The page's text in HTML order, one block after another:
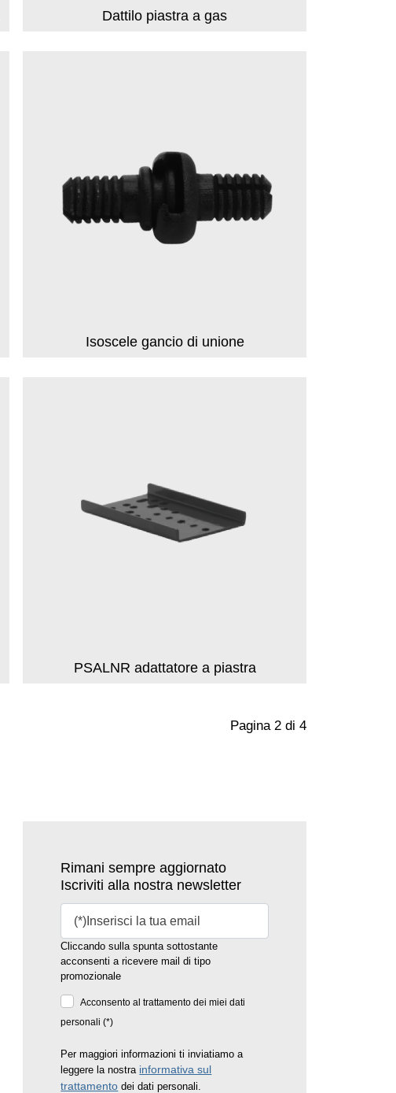
Dattilo piastra a gas
Isoscele gancio di unione
PSALNR adattatore a piastra
Pagina 2 di 4
Rimani sempre aggiornato
Iscriviti alla nostra newsletter
Cliccando sulla spunta sottostante
acconsenti a ricevere mail di tipo
promozionale
Acconsento al trattamento dei miei dati
personali (*)
Per maggiori informazioni ti inviatiamo a
leggere la nostra informativa sul
trattamento dei dati personali.